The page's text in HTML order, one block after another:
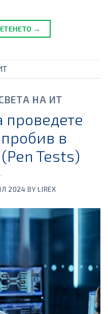
→
НА ИТ
проведете
в
Tests)
2024 BYLIREX